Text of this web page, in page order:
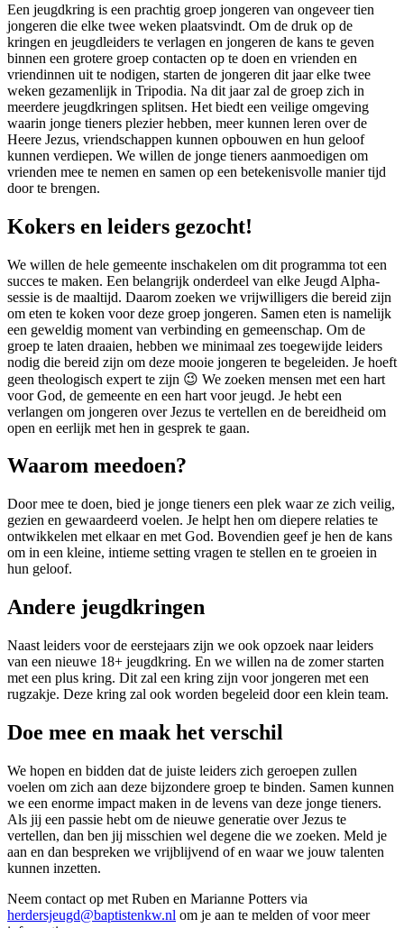
Een jeugdkring is een prachtig groep jongeren van ongeveer tien
jongeren die elke twee weken plaatsvindt. Om de druk op de
kringen en jeugdleiders te verlagen en jongeren de kans te geven
binnen een grotere groep contacten op te doen en vrienden en
vriendinnen uit te nodigen, starten de jongeren dit jaar elke twee
weken gezamenlijk in Tripodia. Na dit jaar zal de groep zich in
meerdere jeugdkringen splitsen. Het biedt een veilige omgeving
waarin jonge tieners plezier hebben, meer kunnen leren over de
Heere Jezus, vriendschappen kunnen opbouwen en hun geloof
kunnen verdiepen. We willen de jonge tieners aanmoedigen om
vrienden mee te nemen en samen op een betekenisvolle manier tijd
door te brengen.
Kokers en leiders gezocht!
We willen de hele gemeente inschakelen om dit programma tot een
succes te maken. Een belangrijk onderdeel van elke Jeugd Alpha-
sessie is de maaltijd. Daarom zoeken we vrijwilligers die bereid zijn
om eten te koken voor deze groep jongeren. Samen eten is namelijk
een geweldig moment van verbinding en gemeenschap. Om de
groep te laten draaien, hebben we minimaal zes toegewijde leiders
nodig die bereid zijn om deze mooie jongeren te begeleiden. Je hoeft
geen theologisch expert te zijn 😉 We zoeken mensen met een hart
voor God, de gemeente en een hart voor jeugd. Je hebt een
verlangen om jongeren over Jezus te vertellen en de bereidheid om
open en eerlijk met hen in gesprek te gaan.
Waarom meedoen?
Door mee te doen, bied je jonge tieners een plek waar ze zich veilig,
gezien en gewaardeerd voelen. Je helpt hen om diepere relaties te
ontwikkelen met elkaar en met God. Bovendien geef je hen de kans
om in een kleine, intieme setting vragen te stellen en te groeien in
hun geloof.
Andere jeugdkringen
Naast leiders voor de eerstejaars zijn we ook opzoek naar leiders
van een nieuwe 18+ jeugdkring. En we willen na de zomer starten
met een plus kring. Dit zal een kring zijn voor jongeren met een
rugzakje. Deze kring zal ook worden begeleid door een klein team.
Doe mee en maak het verschil
We hopen en bidden dat de juiste leiders zich geroepen zullen
voelen om zich aan deze bijzondere groep te binden. Samen kunnen
we een enorme impact maken in de levens van deze jonge tieners.
Als jij een passie hebt om de nieuwe generatie over Jezus te
vertellen, dan ben jij misschien wel degene die we zoeken. Meld je
aan en dan bespreken we vrijblijvend of en waar we jouw talenten
kunnen inzetten.
Neem contact op met Ruben en Marianne Potters via
herdersjeugd@baptistenkw.nl om je aan te melden of voor meer